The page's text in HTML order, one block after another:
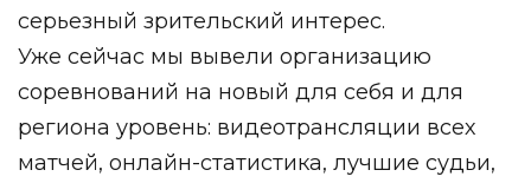
серьезный зрительский интерес.
Уже сейчас мы вывели организацию
соревнований на новый для себя и для
региона уровень: видеотрансляции всех
матчей, онлайн-статистика, лучшие судьи,